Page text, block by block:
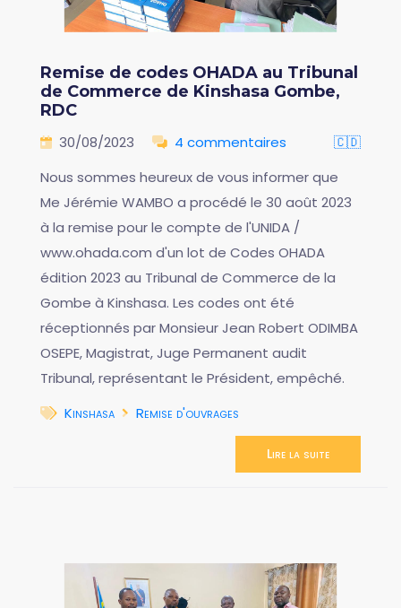
Remise de codes OHADA au Tribunal
de Commerce de Kinshasa Gombe,
RDC
30/08/2023 4 commentaires
🇨🇩
Nous sommes heureux de vous informer que
Me Jérémie WAMBO a procédé le 30 août 2023
à la remise pour le compte de l'UNIDA /
www.ohada.com d'un lot de Codes OHADA
édition 2023 au Tribunal de Commerce de la
Gombe à Kinshasa. Les codes ont été
réceptionnés par Monsieur Jean Robert ODIMBA
OSEPE, Magistrat, Juge Permanent audit
Tribunal, représentant le Président, empêché.
Kinshasa
Remise d'ouvrages
Lire la suite